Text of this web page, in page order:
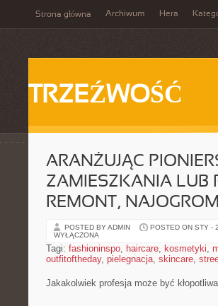
Strona główna Archiwum Hera
TRZEŹWOŚĆ
ARANŻUJĄC
ZAMIESZKANIA LUB
REMONT,
POSTED BY ADMIN POSTED ON STY -
WYŁĄCZONA
Tagi: fashioninspo, haircare, kosmetyki,
outfitoftheday, pielegnacja, skincare,
Jakakolwiek profesja może być